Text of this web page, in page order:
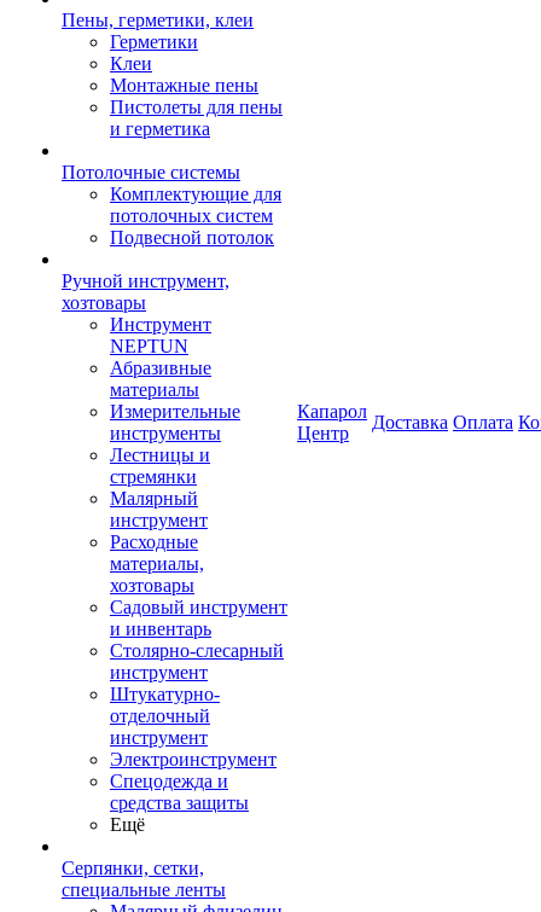
Пены, герметики, клеи
Герметики
Клеи
Монтажные пены
Пистолеты для пены
и герметика
Потолочные системы
Комплектующие для
потолочных систем
Подвесной потолок
Ручной инструмент,
хозтовары
Инструмент
NEPTUN
Абразивные
материалы
Измерительные
инструменты
Лестницы и
стремянки
Малярный
инструмент
Расходные
материалы,
хозтовары
Садовый инструмент
и инвентарь
Столярно-слесарный
инструмент
Штукатурно-
отделочный
инструмент
Электроинструмент
Спецодежда и
средства защиты
Ещё
Серпянки, сетки,
специальные ленты
Капарол
Центр
Доставка Оплата